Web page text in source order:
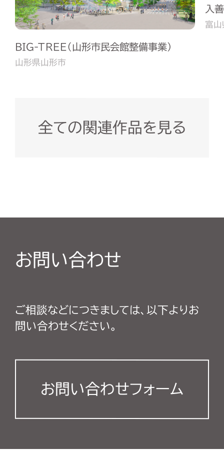
BIG-TREE（山形市民会館整備事業）
山形県山形市
入
富山
全ての関連作品を見る
お問い合わせ
ご相談などにつきましては、以下よりお
問い合わせください。
お問い合わせフォーム